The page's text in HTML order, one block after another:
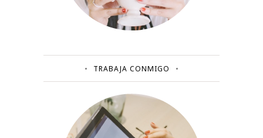
TRABAJA CONMIGO